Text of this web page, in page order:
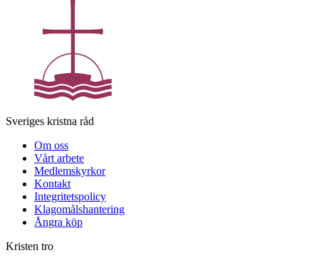
Sveriges kristna råd
Om oss
Vårt arbete
Medlemskyrkor
Kontakt
Integritetspolicy
Klagomålshantering
Ångra köp
Kristen tro